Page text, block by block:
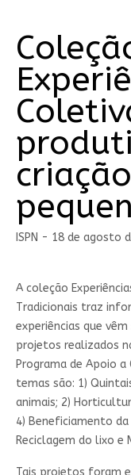
ISPN - 18 de agosto
A coleção
Tradicionais traz
experiências que
projetos realizados
Programa de Apoio a
temas são: 1)
animais; 2)
4) Beneficiamento
Reciclagem do lixo e